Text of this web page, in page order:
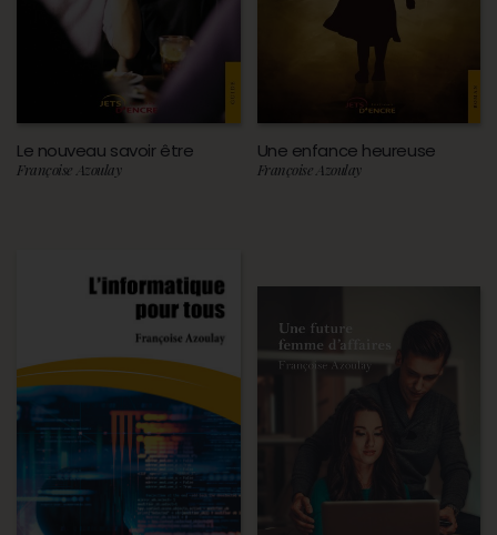
Le nouveau savoir être
Françoise Azoulay
Une enfance heureuse
Françoise Azoulay